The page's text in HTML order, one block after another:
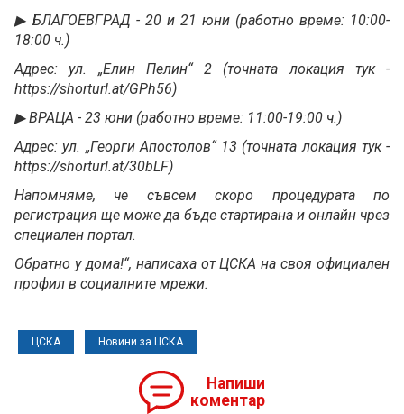
▶ БЛАГОЕВГРАД - 20 и 21 юни (работно време: 10:00-
18:00 ч.)
Адрес: ул. „Елин Пелин“ 2 (точната локация тук -
https://shorturl.at/GPh56)
▶ ВРАЦА - 23 юни (работно време: 11:00-19:00 ч.)
Адрес: ул. „Георги Апостолов“ 13 (точната локация тук -
https://shorturl.at/30bLF)
Напомняме, че съвсем скоро процедурата по
регистрация ще може да бъде стартирана и онлайн чрез
специален портал.
Обратно у дома!“, написаха от ЦСКА на своя официален
профил в социалните мрежи.
ЦСКА Новини за ЦСКА
Напиши
коментар